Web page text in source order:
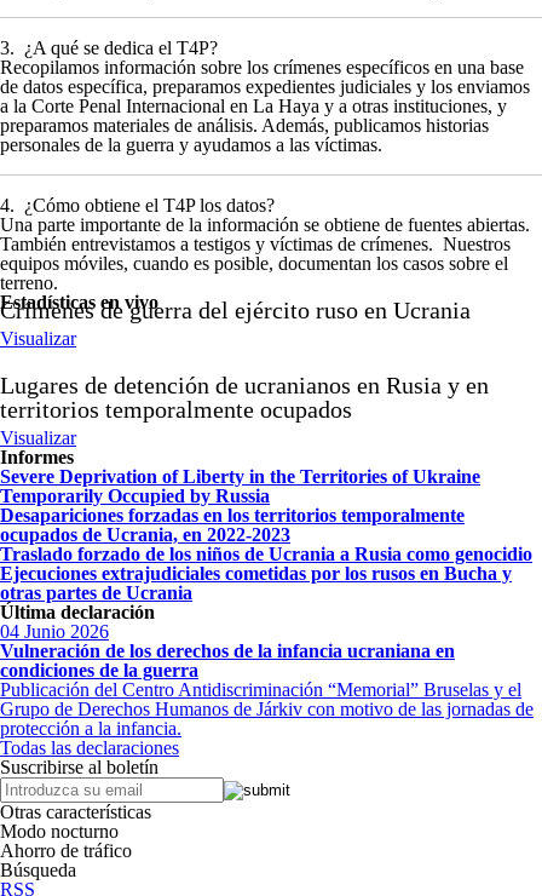
3. ¿A qué se dedica el T4P?
Recopilamos información sobre los crímenes específicos en una base
de datos específica, preparamos expedientes judiciales y los enviamos
a la Corte Penal Internacional en La Haya y a otras instituciones, y
preparamos materiales de análisis. Además, publicamos historias
personales de la guerra y ayudamos a las víctimas.
4. ¿Cómo obtiene el T4P los datos?
Una parte importante de la información se obtiene de fuentes abiertas.
También entrevistamos a testigos y víctimas de crímenes. Nuestros
equipos móviles, cuando es posible, documentan los casos sobre el
terreno.
Estadísticas en vivo
Crímenes de guerra del ejército ruso en Ucrania
Visualizar
Lugares de detención de ucranianos en Rusia y en
territorios temporalmente ocupados
Visualizar
Informes
Severe Deprivation of Liberty in the Territories of Ukraine
Temporarily Occupied by Russia
Desapariciones forzadas en los territorios temporalmente
ocupados de Ucrania, en 2022-2023
Traslado forzado de los niños de Ucrania a Rusia como genocidio
Ejecuciones extrajudiciales cometidas por los rusos en Bucha y
otras partes de Ucrania
Última declaración
04 Junio 2026
Vulneración de los derechos de la infancia ucraniana en
condiciones de la guerra
Publicación del Centro Antidiscriminación “Memorial” Bruselas y el
Grupo de Derechos Humanos de Járkiv con motivo de las jornadas de
protección a la infancia.
Todas las declaraciones
Suscribirse al boletín
Otras características
Modo nocturno
Ahorro de tráfico
Búsqueda
RSS